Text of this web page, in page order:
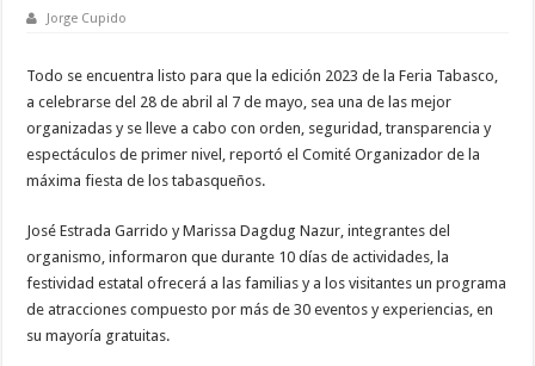
Jorge Cupido
Todo se encuentra listo para que la edición 2023 de la Feria Tabasco,
a celebrarse del 28 de abril al 7 de mayo, sea una de las mejor
organizadas y se lleve a cabo con orden, seguridad, transparencia y
espectáculos de primer nivel, reportó el Comité Organizador de la
máxima fiesta de los tabasqueños.
José Estrada Garrido y Marissa Dagdug Nazur, integrantes del
organismo, informaron que durante 10 días de actividades, la
festividad estatal ofrecerá a las familias y a los visitantes un programa
de atracciones compuesto por más de 30 eventos y experiencias, en
su mayoría gratuitas.